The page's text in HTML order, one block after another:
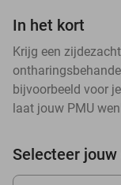
In het kort
Krijg een
bijvoorbeeld voor
laat jouw PMU
Selecteer jouw